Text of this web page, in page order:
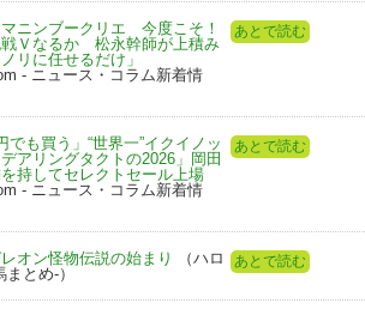
マニンブークリエ 今度こそ！
戦Ｖなるか 松永幹師が上積み
リに任せるだけ」
- ニュース・コラム新着情
あとで読む
でも買う」“世界一”イクイノッ
アリングタクトの2026」岡田
持してセレクトセール上場
- ニュース・コラム新着情
あとで読む
オン怪物伝説の始まり
（ハロ
とめ-）
あとで読む